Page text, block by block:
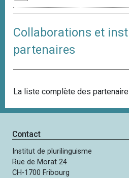
Collaborations et
partenaires
La liste complète des
Contact
Institut de plurilinguisme
Rue de Morat 24
CH-1700 Fribourg